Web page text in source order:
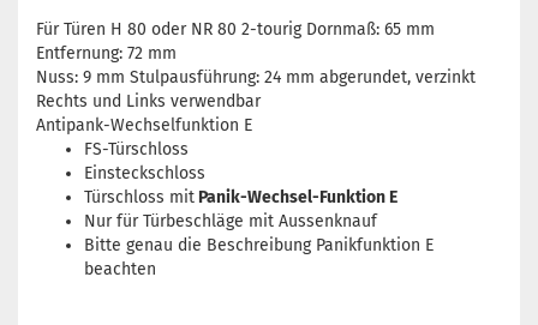
Für Türen H 80 oder NR 80 2-tourig Dornmaß: 65 mm
Entfernung: 72 mm
Nuss: 9 mm Stulpausführung: 24 mm abgerundet, verzinkt
Rechts und Links verwendbar
Antipank-Wechselfunktion E
FS-Türschloss
Einsteckschloss
Türschloss mit Panik-Wechsel-Funktion E
Nur für Türbeschläge mit Aussenknauf
Bitte genau die Beschreibung Panikfunktion E
beachten